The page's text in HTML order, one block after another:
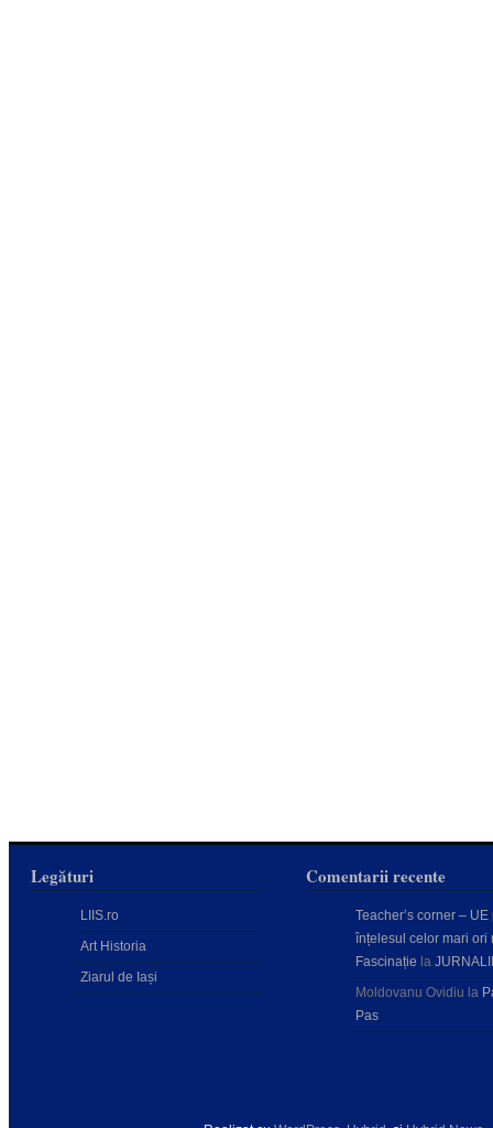
Legături
LIIS.ro
Art Historia
Ziarul de Iași
Comentarii recente
Teacher’s corner – UE
înțelesul celor mari ori
Fascinație la
Moldovanu Ovidiu la
Pas